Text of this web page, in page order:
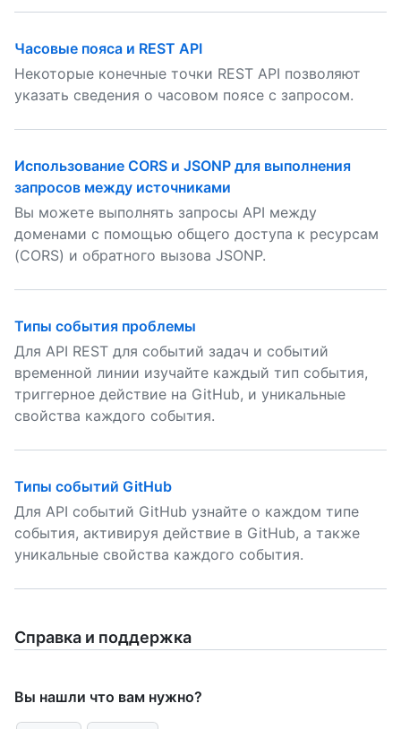
Часовые пояса и REST API
Некоторые конечные точки REST API позволяют
указать сведения о часовом поясе с запросом.
Использование CORS и JSONP для выполнения
запросов между источниками
Вы можете выполнять запросы API между
доменами с помощью общего доступа к ресурсам
(CORS) и обратного вызова JSONP.
Типы события проблемы
Для API REST для событий задач и событий
временной линии изучайте каждый тип события,
триггерное действие на GitHub, и уникальные
свойства каждого события.
Типы событий GitHub
Для API событий GitHub узнайте о каждом типе
события, активируя действие в GitHub, а также
уникальные свойства каждого события.
Справка и поддержка
Вы нашли что вам нужно?